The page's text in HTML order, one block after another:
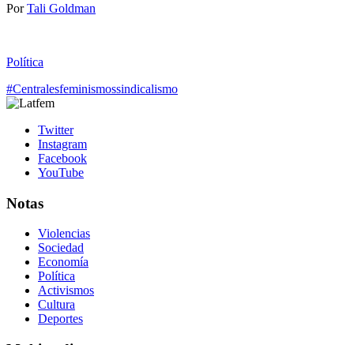
PorTali Goldman
Política
#Centralesfeminismossindicalismo
Twitter
Instagram
Facebook
YouTube
Notas
Violencias
Sociedad
Economía
Política
Activismos
Cultura
Deportes